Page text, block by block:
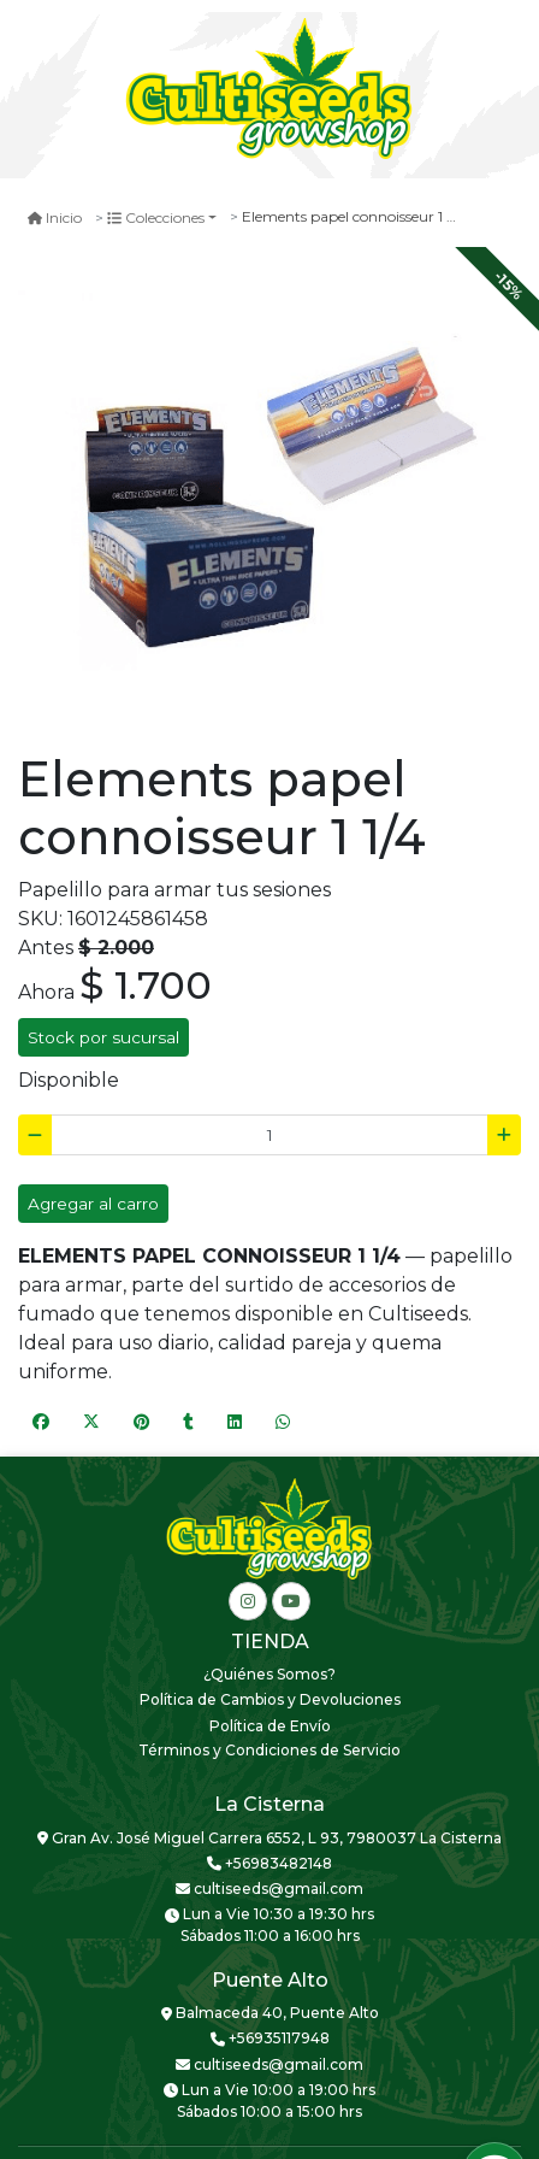
Inicio Colecciones Elements papel connoisseur 1 1/4
-15%
Elements papel
connoisseur 1 1/4
Papelillo para armar tus sesiones
SKU: 1601245861458
Antes $ 2.000
Ahora $ 1.700
Stock por sucursal
Disponible
Agregar al carro
ELEMENTS PAPEL CONNOISSEUR 1 1/4 — papelillo
para armar, parte del surtido de accesorios de
fumado que tenemos disponible en Cultiseeds.
Ideal para uso diario, calidad pareja y quema
uniforme.
TIENDA
¿Quiénes Somos?
Política de Cambios y Devoluciones
Política de Envío
Términos y Condiciones de Servicio
La Cisterna
Gran Av. José Miguel Carrera 6552, L 93, 7980037 La Cisterna
+56983482148
cultiseeds@gmail.com
Lun a Vie 10:30 a 19:30 hrs
Sábados 11:00 a 16:00 hrs
Puente Alto
Balmaceda 40, Puente Alto
+56935117948
cultiseeds@gmail.com
Lun a Vie 10:00 a 19:00 hrs
Sábados 10:00 a 15:00 hrs